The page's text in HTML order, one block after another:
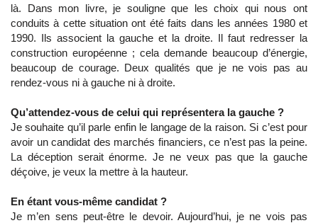
là. Dans mon livre, je souligne que les choix qui nous ont
conduits à cette situation ont été faits dans les années 1980 et
1990. Ils associent la gauche et la droite. Il faut redresser la
construction européenne ; cela demande beaucoup d’énergie,
beaucoup de courage. Deux qualités que je ne vois pas au
rendez-vous ni à gauche ni à droite.
Qu’attendez-vous de celui qui représentera la gauche ?
Je souhaite qu’il parle enfin le langage de la raison. Si c’est pour
avoir un candidat des marchés financiers, ce n’est pas la peine.
La déception serait énorme. Je ne veux pas que la gauche
déçoive, je veux la mettre à la hauteur.
En étant vous-même candidat ?
Je m’en sens peut-être le devoir. Aujourd’hui, je ne vois pas